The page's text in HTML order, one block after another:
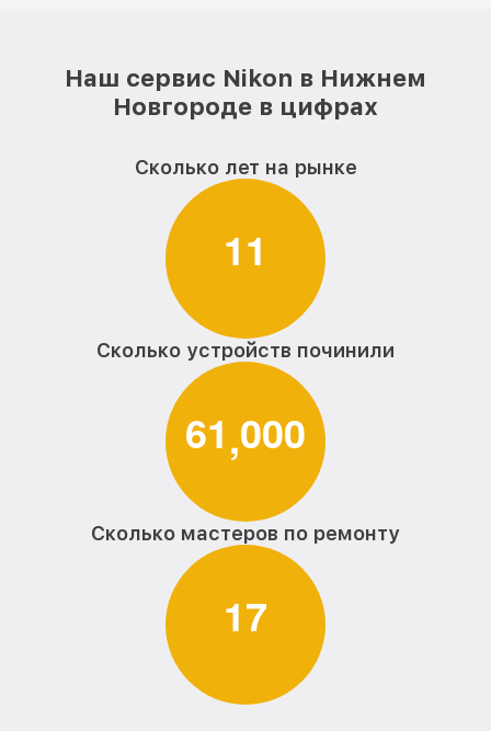
Наш сервис Nikon в Нижнем
Новгороде в цифрах
Сколько лет на рынке
11
Сколько устройств починили
61,000
Сколько мастеров по ремонту
17